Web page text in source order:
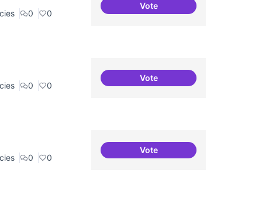
0 0
VoteResidències i governança
0 0
VoteBBDD treballada i sòlida
0 0
VoteComunitat i continuitat